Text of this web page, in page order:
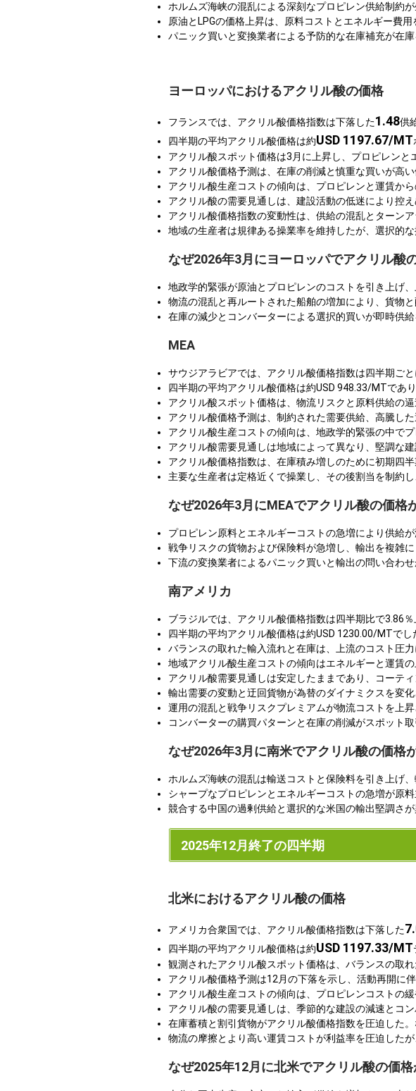
ホルムズ海峡の混乱による深刻なプロピレン供給制約
原油とLPGの価格上昇は、原料コストとエネルギー費
パニック買いと変換業者による予防的な在庫補充が在
ヨーロッパにおけるアクリル酸の価格
フランスでは、アクリル酸価格指数は下落した1.48供
四半期の平均アクリル酸価格は約USD 1197.67/MT
アクリル酸スポット価格は3月に上昇し、プロピレンと
アクリル酸価格予測は、在庫の削減と慎重な買いが高
アクリル酸生産コストの傾向は、プロピレンと運賃か
アクリル酸の需要見通しは、建設活動の低迷により控
アクリル酸価格指数の変動性は、供給の混乱とターン
地域の生産者は規律ある操業率を維持したが、選択的
なぜ2026年3月にヨーロッパでアクリル酸
地政学的緊張が原油とプロピレンのコストを引き上げ
物流の混乱と再ルートされた船舶の増加により、貨物
在庫の減少とコンバーターによる選択的買いが即時供
MEA
サウジアラビアでは、アクリル酸価格指数は四半期ご
四半期の平均アクリル酸価格は約USD 948.33/MTであ
アクリル酸スポット価格は、物流リスクと原料供給の
アクリル酸価格予測は、制約された需要供給、高騰し
アクリル酸生産コストの傾向は、地政学的緊張の中で
アクリル酸需要見通しは地域によって異なり、堅調な
アクリル酸価格指数は、在庫積み増しのために初期四
主要な生産者は定格近くで操業し、その後割当を制約
なぜ2026年3月にMEAでアクリル酸の価格
プロピレン原料とエネルギーコストの急増により供給
戦争リスクの貨物および保険料が急増し、輸出を複雑
下流の変換業者によるパニック買いと輸出の問い合わ
南アメリカ
ブラジルでは、アクリル酸価格指数は四半期比で3.86
四半期の平均アクリル酸価格は約USD 1230.00/MTでし
バランスの取れた輸入流れと在庫は、上流のコスト圧
地域アクリル酸生産コストの傾向はエネルギーと運賃
アクリル酸需要見通しは安定したままであり、コーテ
輸出需要の変動と迂回貨物が為替のダイナミクスを変
運用の混乱と戦争リスクプレミアムが物流コストを上
コンバーターの購買パターンと在庫の削減がスポット
なぜ2026年3月に南米でアクリル酸の価格
ホルムズ海峡の混乱は輸送コストと保険料を引き上げ
シャープなプロピレンとエネルギーコストの急増が原
競合する中国の過剰供給と選択的な米国の輸出堅調さ
2025年12月終了の四半期
北米におけるアクリル酸の価格
アメリカ合衆国では、アクリル酸価格指数は下落した
四半期の平均アクリル酸価格は約USD 1197.33/MT
観測されたアクリル酸スポット価格は、バランスの取
アクリル酸価格予測は12月の下落を示し、活動再開に
アクリル酸生産コストの傾向は、プロピレンコストの
アクリル酸の需要見通しは、季節的な建設の減速とコ
在庫蓄積と割引貨物がアクリル酸価格指数を圧迫した
物流の摩擦とより高い運賃コストが利益率を圧迫した
なぜ2025年12月に北米でアクリル酸の価